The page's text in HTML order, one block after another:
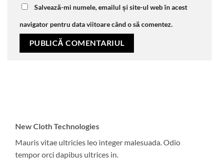
Salvează-mi numele, emailul și site-ul web în acest
navigator pentru data viitoare când o să comentez.
New Cloth Technologies
Mauris vitae ultricies leo integer malesuada. Odio
tempor orci dapibus ultrices in.